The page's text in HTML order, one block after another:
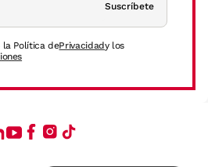
Suscríbete
la Política dePrivacidady los